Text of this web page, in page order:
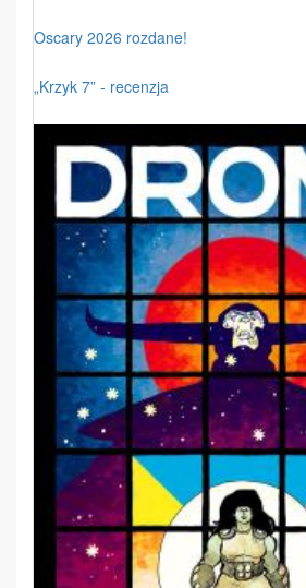
Oscary 2026 rozdane!
„Krzyk 7” - recenzja